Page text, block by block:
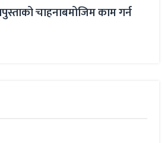
चाहनाबमोजिम काम गर्न